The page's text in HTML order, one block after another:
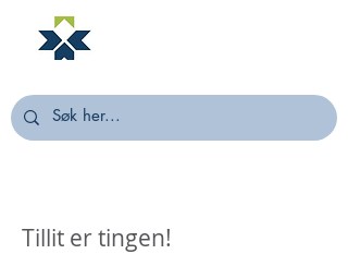
Tillit er tingen!